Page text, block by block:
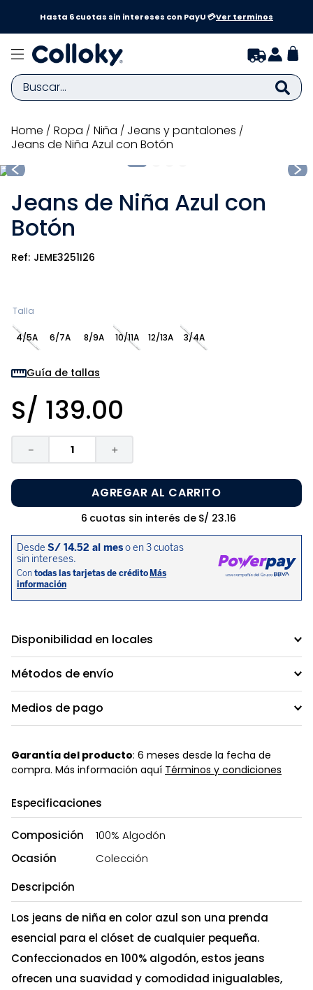
Hasta 6 cuotas sin intereses con PayU 💳Ver terminos
Buscar...
ropa niña
jeans y pantalones
Jeans de Niña Azul con Botón
Jeans de Niña Azul con
Botón
JEME3251I26
Talla
4/5A 6/7A 8/9A 10/11A 12/13A 3/4A
Guía de tallas
S/ 139.00
＋
－
AGREGAR AL CARRITO
6 cuotas sin interés de S/ 23.16
Disponibilidad en locales
Métodos de envío
Medios de pago
Garantía del producto: 6 meses desde la fecha de
compra. Más información aquí Términos y condiciones
Especificaciones
Composición
100% Algodón
Ocasión
Colección
Descripción
Los jeans de niña en color azul son una prenda
esencial para el clóset de cualquier pequeña.
Confeccionados en 100% algodón, estos jeans
ofrecen una suavidad y comodidad inigualables,
TÉRMINOS MÁS BUSCADOS
1.
zapatillas niña
2.
3.
medias
4.
sandalias
pijama
10. sandalias niño